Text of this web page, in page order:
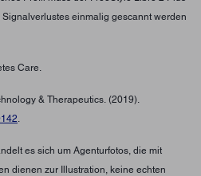
einmalig gescannt werden
Care.
& Therapeutics. (2019).
.
es sich um Agenturfotos, die mit
dienen zur Illustration, keine echten